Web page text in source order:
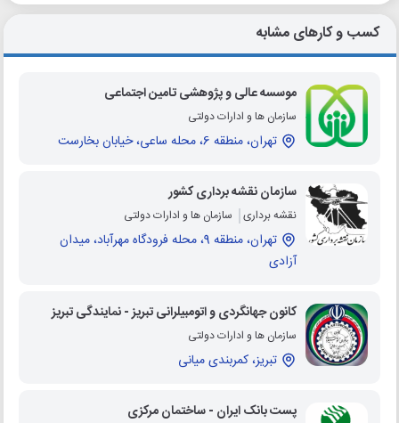
کسب و کارهای مشابه
موسسه عالی و پژوهشی تامین اجتماعی
سازمان ها و ادارات دولتی
تهران، منطقه 6، محله ساعی، خیابان بخارست
سازمان نقشه برداری کشور
نقشه برداری سازمان ها و ادارات دولتی
تهران، منطقه 9، محله فرودگاه مهرآباد، میدان
آزادی
کانون جهانگردی و اتومبیلرانی تبریز - نمایندگی تبریز
سازمان ها و ادارات دولتی
تبریز، کمربندی میانی
پست بانک ایران - ساختمان مرکزی